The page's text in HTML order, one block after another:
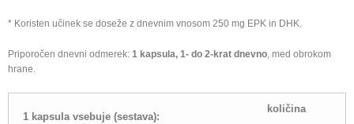
* Koristen učinek se doseže z dnevnim vnosom 250 mg EPK in DHK.
Priporočen dnevni odmerek: 1 kapsula, 1- do 2-krat dnevno, med obrokom
hrane.
1 kapsula vsebuje (sestava):
količina